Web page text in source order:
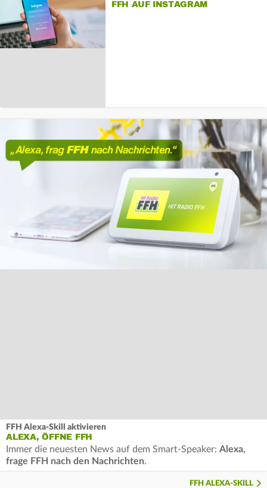
FFH AUF INSTAGRAM
FFH Alexa-Skill aktivieren
ALEXA, ÖFFNE FFH
Immer die neuesten News auf dem Smart-Speaker: Alexa,
frage FFH nach den Nachrichten.
FFH ALEXA-SKILL